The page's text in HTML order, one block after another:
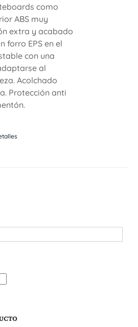
como
ABS muy
extra y acabado
forro EPS en el
con una
al
Acolchado
Protección anti